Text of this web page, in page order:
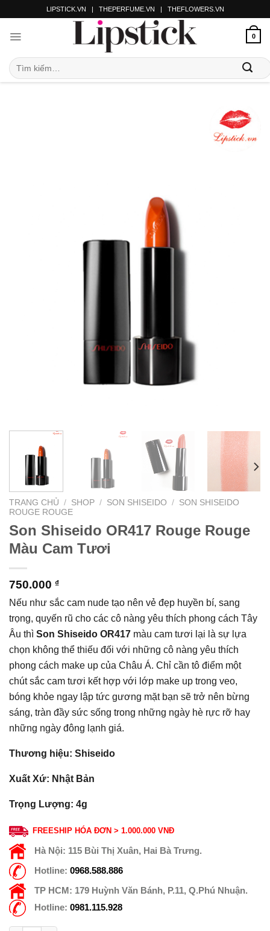
LIPSTICK.VN | THEPERFUME.VN | THEFLOWERS.VN
0
TRANG CHỦ / SHOP / SON SHISEIDO / SON SHISEIDO
ROUGE ROUGE
Son Shiseido OR417 Rouge Rouge
Màu Cam Tươi
750.000 ₫
Nếu như sắc cam nude tạo nên vẻ đẹp huyền bí, sang
trọng, quyến rũ cho các cô nàng yêu thích phong cách Tây
Âu thì Son Shiseido OR417 màu cam tươi lại là sự lựa
chọn không thể thiếu đối với những cô nàng yêu thích
phong cách make up của Châu Á. Chỉ cần tô điểm một
chút sắc cam tươi kết hợp với lớp make up trong veo,
bóng khỏe ngay lập tức gương mặt bạn sẽ trở nên bừng
sáng, tràn đầy sức sống trong những ngày hè rực rỡ hay
những ngày đông lạnh giá.
Thương hiệu: Shiseido
Xuất Xứ: Nhật Bản
Trọng Lượng: 4g
FREESHIP HÓA ĐƠN > 1.000.000 VNĐ
Hà Nội: 115 Bùi Thị Xuân, Hai Bà Trưng.
Hotline: 0968.588.886
TP HCM: 179 Huỳnh Văn Bánh, P.11, Q.Phú Nhuận.
Hotline: 0981.115.928